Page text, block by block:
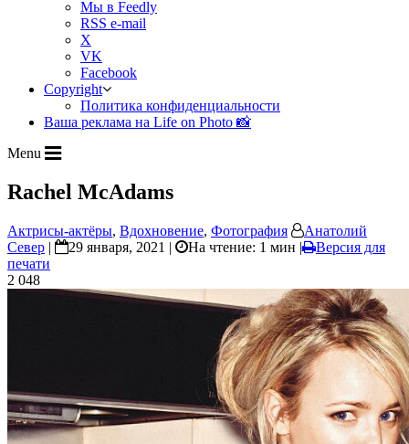
Мы в Feedly
RSS e-mail
X
VK
Facebook
Copyright
Политика конфиденциальности
Ваша реклама на Life on Photo 📸
Menu
Rachel McAdams
Актрисы-актёры, Вдохновение, Фотография
Анатолий
Север | 29 января, 2021 | На чтение: 1 мин |
Версия для
печати
2 048